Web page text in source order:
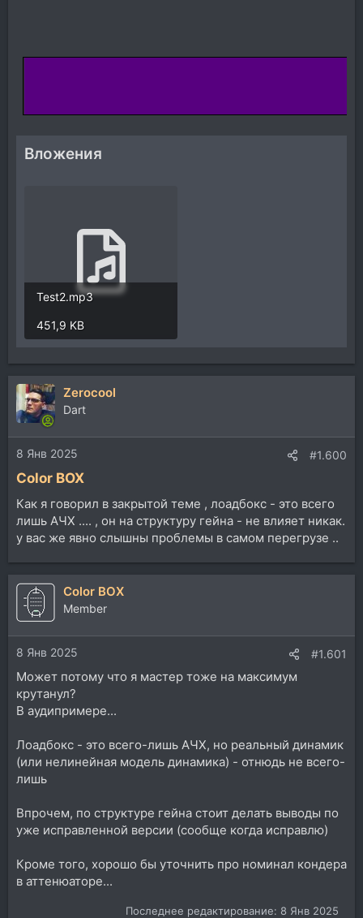
Вложения
Test2.mp3
451,9 KB
Zerocool
Dart
8 Янв 2025 #1.600
Color BOX
Как я говорил в закрытой теме , лоадбокс - это всего
лишь АЧХ .... , он на структуру гейна - не влияет никак.
у вас же явно слышны проблемы в самом перегрузе ..
Color BOX
Member
8 Янв 2025 #1.601
Может потому что я мастер тоже на максимум
крутанул?
В аудипримере...
Лоадбокс - это всего-лишь АЧХ, но реальный динамик
(или нелинейная модель динамика) - отнюдь не всего-
лишь
Впрочем, по структуре гейна стоит делать выводы по
уже исправленной версии (сообще когда исправлю)
Кроме того, хорошо бы уточнить про номинал кондера
в аттенюаторе...
Последнее редактирование: 8 Янв 2025